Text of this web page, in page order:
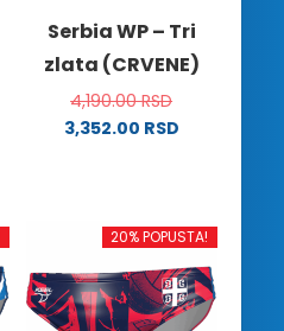
Serbia WP – Tri
zlata (CRVENE)
4,190.00RSD
3,352.00 RSD
više
varijanti.
Opcije
mogu
20% POPUSTA!